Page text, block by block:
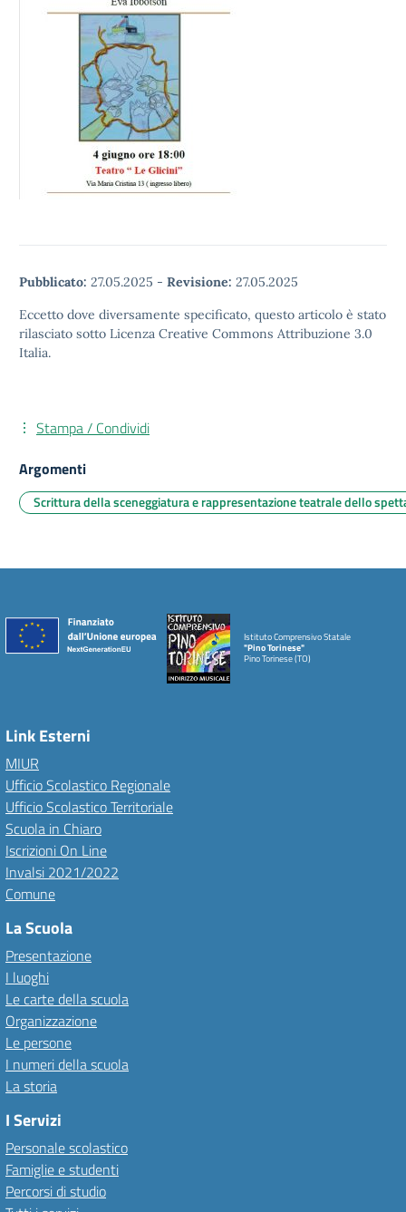
Pubblicato: 27.05.2025 - Revisione: 27.05.2025
Eccetto dove diversamente specificato, questo articolo è stato
rilasciato sotto Licenza Creative Commons Attribuzione 3.0
Italia.
Stampa / Condividi
Argomenti
Scrittura della sceneggiatura e rappresentazione teatrale dello
Istituto Comprensivo Statale
"Pino Torinese"
Pino Torinese (TO)
Link Esterni
MIUR
Ufficio Scolastico Regionale
Ufficio Scolastico Territoriale
Scuola in Chiaro
Iscrizioni On Line
Invalsi 2021/2022
Comune
La Scuola
Presentazione
I luoghi
Le carte della scuola
Organizzazione
Le persone
I numeri della scuola
La storia
I Servizi
Personale scolastico
Famiglie e studenti
Percorsi di studio